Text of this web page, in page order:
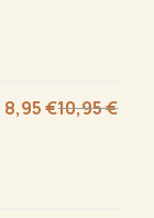
10,95€
Algne
8,95€
Current